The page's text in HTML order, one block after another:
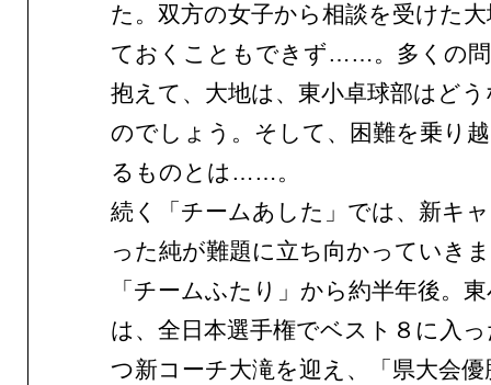
た。双方の女子から相談を受けた
ておくこともできず……。多くの
抱えて、大地は、東小卓球部はど
のでしょう。そして、困難を乗り
るものとは……。
続く「チームあした」では、新キ
った純が難題に立ち向かっていき
「チームふたり」から約半年後。
は、全日本選手権でベスト８に入
つ新コーチ大滝を迎え、「県大会